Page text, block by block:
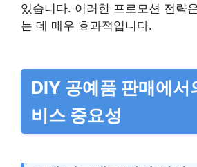
있습니다. 이러한 프로모션 전략
는 데 매우 효과적입니다.
DIY 공예품 판매에서
비스 중요성